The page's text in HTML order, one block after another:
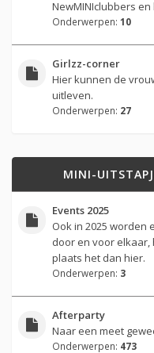
NewMINIclubbers
Onderwerpen: 10
Girlzz-corner
Hier kunnen de
uitleven.
Onderwerpen: 27
MINI-
Events 2025
Ook in 2025 worden
door en voor elkaar,
plaats het dan hier.
Onderwerpen: 3
Afterparty
Naar een meet
Onderwerpen: 473